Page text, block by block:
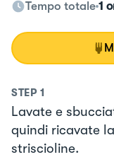
Tempo totale 1
STEP 1
Lavate e
quindi ricavate
striscioline.